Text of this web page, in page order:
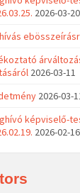
2026-03-20
2026-03-11
2026-03-
képviselő-
2026-02-16